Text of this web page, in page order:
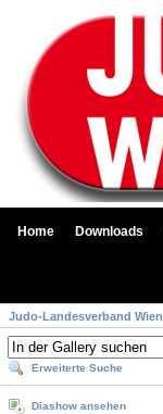
Home Downloads
Judo-Landesverband Wien
Erweiterte Suche
Diashow ansehen